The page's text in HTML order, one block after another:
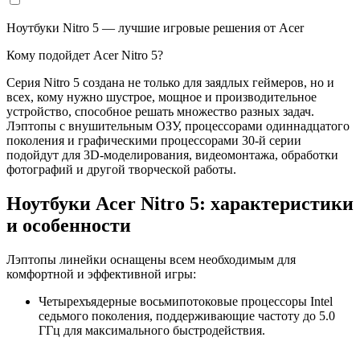
Ноутбуки Nitro 5 — лучшие игровые решения от Acer
Кому подойдет Acer Nitro 5?
Серия Nitro 5 создана не только для заядлых геймеров, но и
всех, кому нужно шустрое, мощное и производительное
устройство, способное решать множество разных задач.
Лэптопы с внушительным ОЗУ, процессорами одиннадцатого
поколения и графическими процессорами 30-й серии
подойдут для 3D-моделирования, видеомонтажа, обработки
фотографий и другой творческой работы.
Ноутбуки Acer Nitro 5: характеристики
и особенности
Лэптопы линейки оснащены всем необходимым для
комфортной и эффективной игры:
Четырехъядерные восьмипотоковые процессоры Intel
седьмого поколения, поддерживающие частоту до 5.0
ГГц для максимального быстродействия.